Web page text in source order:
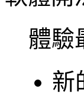
體驗
新